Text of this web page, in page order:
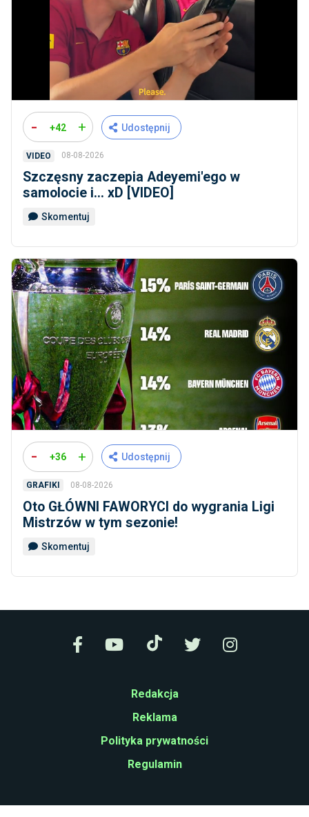
- +42 + Udostępnij
VIDEO 08-08-2026
Szczęsny zaczepia Adeyemi'ego w
samolocie i... xD [VIDEO]
Skomentuj
- +36 + Udostępnij
GRAFIKI 08-08-2026
Oto GŁÓWNI FAWORYCI do wygrania Ligi
Mistrzów w tym sezonie!
Skomentuj
Redakcja
Reklama
Polityka prywatności
Regulamin